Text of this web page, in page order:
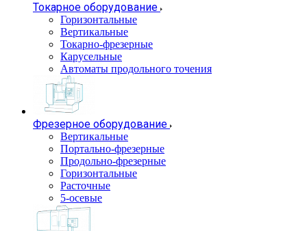
Токарное оборудование
Горизонтальные
Вертикальные
Токарно-фрезерные
Карусельные
Автоматы продольного точения
Фрезерное оборудование
Вертикальные
Портально-фрезерные
Продольно-фрезерные
Горизонтальные
Расточные
5-осевые